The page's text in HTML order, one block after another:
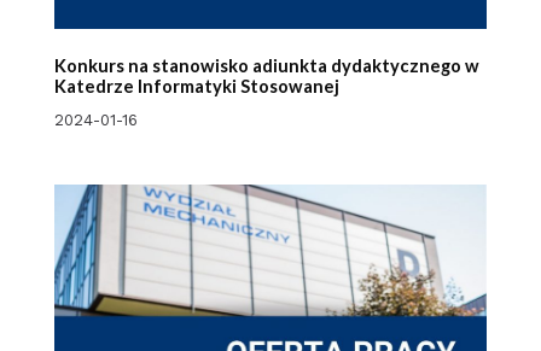
Konkurs na stanowisko adiunkta dydaktycznego w
Katedrze Informatyki Stosowanej
2024-01-16